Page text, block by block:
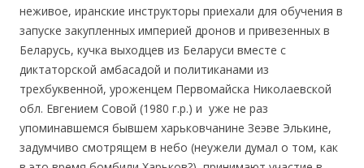
неживое, иранские инструкторы приехали для обучения в
запуске закупленных империей дронов и привезенных в
Беларусь, кучка выходцев из Беларуси вместе с
диктаторской амбасадой и политиканами из
трехбуквенной, уроженцем Первомайска Николаевской
обл. Евгением Совой (1980 г.р.) и уже не раз
упоминавшемся бывшем харьковчанине Зеэве Элькине,
задумчиво смотрящем в небо (неужели думал о том, как